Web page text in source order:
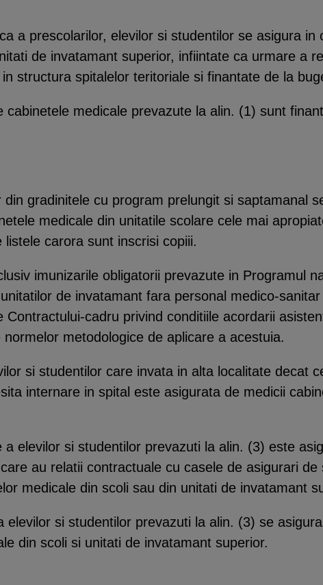
a prescolarilor, elevilor si studentilor se asigura in
de invatamant superior, infiintate ca urmare a
structura spitalelor teritoriale si finantate de la
cabinetele medicale prevazute la alin. (1) sunt
gradinitele cu program prelungit si saptamanal
medicale din unitatile scolare cele mai
carora sunt inscrisi copiii.
imunizarile obligatorii prevazute in Programul
de invatamant fara personal medico-
cadru privind conditiile acordarii
metodologice de aplicare a acestuia.
si studentilor care invata in alta localitate decat
internare in spital este asigurata de medicii
elevilor si studentilor prevazuti la alin. (3) este
au relatii contractuale cu casele de asigurari
medicale din scoli sau din unitati de invatamant
elevilor si studentilor prevazuti la alin. (3) se
din scoli si unitati de invatamant superior.